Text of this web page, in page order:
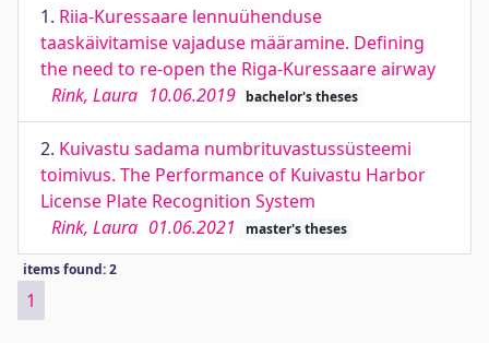
1. Riia-Kuressaare lennuühenduse
taaskäivitamise vajaduse määramine. Defining
the need to re-open the Riga-Kuressaare airway
Rink, Laura 10.06.2019 bachelor's theses
2. Kuivastu sadama numbrituvastussüsteemi
toimivus. The Performance of Kuivastu Harbor
License Plate Recognition System
Rink, Laura 01.06.2021 master's theses
items found: 2
1